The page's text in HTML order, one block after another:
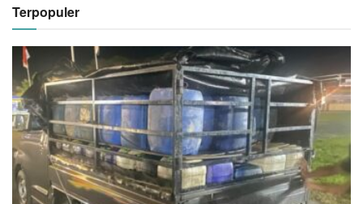
Terpopuler